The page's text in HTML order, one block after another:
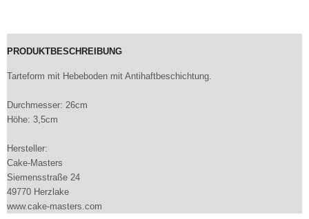
PRODUKTBESCHREIBUNG
Tarteform mit Hebeboden mit Antihaftbeschichtung.
Durchmesser: 26cm
Höhe: 3,5cm
Hersteller:
Cake-Masters
Siemensstraße 24
49770 Herzlake
www.cake-masters.com